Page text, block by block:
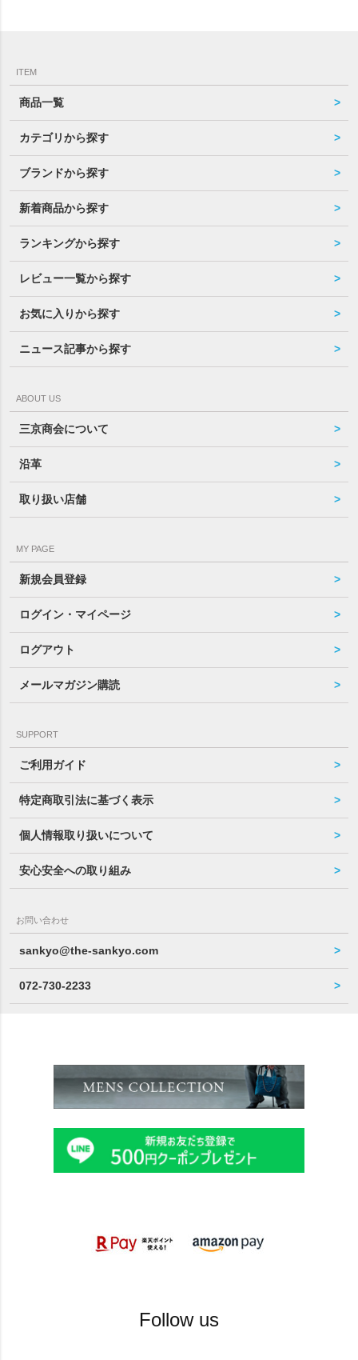
ITEM
商品一覧
カテゴリから探す
ブランドから探す
新着商品から探す
ランキングから探す
レビュー一覧から探す
お気に入りから探す
ニュース記事から探す
ABOUT US
三京商会について
沿革
取り扱い店舗
MY PAGE
新規会員登録
ログイン・マイページ
ログアウト
メールマガジン購読
SUPPORT
ご利用ガイド
特定商取引法に基づく表示
個人情報取り扱いについて
安心安全への取り組み
お問い合わせ
sankyo@the-sankyo.com
072-730-2233
Follow us